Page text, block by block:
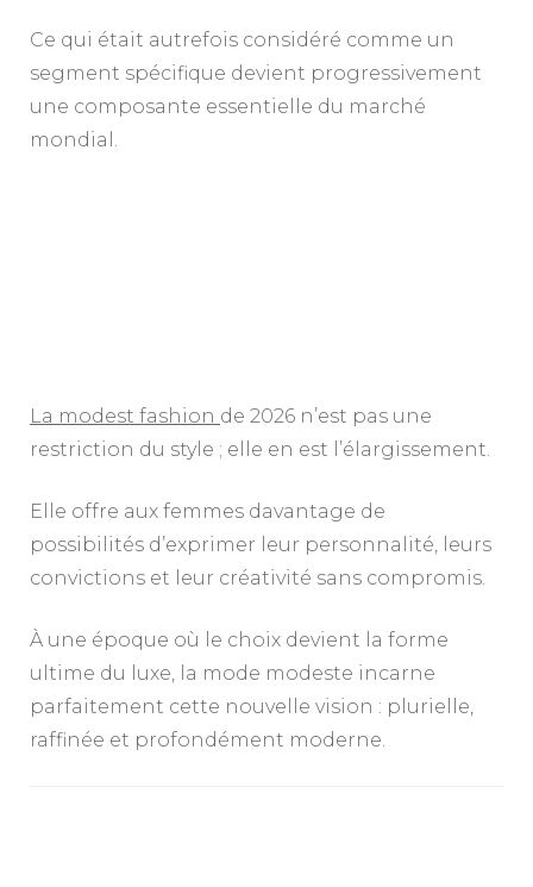
Ce qui était autrefois considéré comme un
segment spécifique devient progressivement
une composante essentielle du marché
mondial.
La modest fashion de 2026 n’est pas une
restriction du style ; elle en est l’élargissement.
Elle offre aux femmes davantage de
possibilités d’exprimer leur personnalité, leurs
convictions et leur créativité sans compromis.
À une époque où le choix devient la forme
ultime du luxe, la mode modeste incarne
parfaitement cette nouvelle vision : plurielle,
raffinée et profondément moderne.